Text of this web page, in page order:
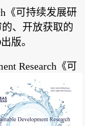
《可持续发展研
、开放获取的
版。
Research《可